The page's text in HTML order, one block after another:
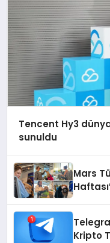
Tencent Hy3
sunuldu
Mars
Kripto